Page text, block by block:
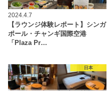
2024.4.7
【ラウンジ体験レポート】シンガ
ポール・チャンギ国際空港
「Plaza Pr…
日本